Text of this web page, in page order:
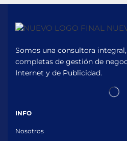
Somos una consultora
completas de gestión de
Internet y de Publicidad.
INFO
Nosotros